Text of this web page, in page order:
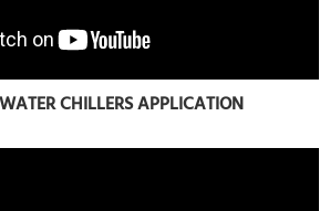
CHILLERS APPLICATION